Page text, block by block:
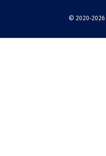
© 2020-2026